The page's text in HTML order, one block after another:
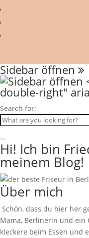
Sidebar öffnen
Search for:
...
Hi! Ich bin
meinem Blog!
Über mich
Schön, dass du hier her
Mama, Berlinerin und ein
kleckere beim Essen und